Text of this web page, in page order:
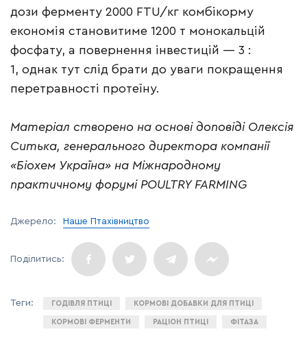
дози ферменту 2000 FTU/кг комбікорму
економія становитиме 1200 т монокальцій
фосфату, а повернення інвестицій — 3 :
1, однак тут слід брати до уваги покращення
перетравності протеїну.
Матеріал створено на основі доповіді Олексія
Ситька, генерального директора компанії
«Біохем Україна» на Міжнародному
практичному форумі POULTRY FARMING
Джерело: Наше Птахівництво
ГОДІВЛЯ ПТИЦІ КОРМОВІ ДОБАВКИ ДЛЯ ПТИЦІ
КОРМОВІ ФЕРМЕНТИ РАЦІОН ПТИЦІ ФІТАЗА